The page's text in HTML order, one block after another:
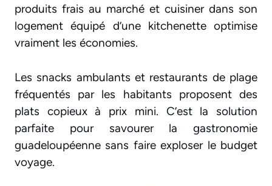
produits frais au marché et cuisiner dans son
logement équipé d’une kitchenette optimise
vraiment les économies.
Les snacks ambulants et restaurants de plage
fréquentés par les habitants proposent des
plats copieux à prix mini. C’est la solution
parfaite pour savourer la gastronomie
guadeloupéenne sans faire exploser le budget
voyage.